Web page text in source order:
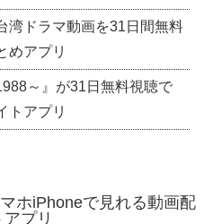
湾ドラマ動画を31日間無料
めアプリ
～』が31日無料視聴で
トアプリ
ホiPhoneで見れる動画配
プリ